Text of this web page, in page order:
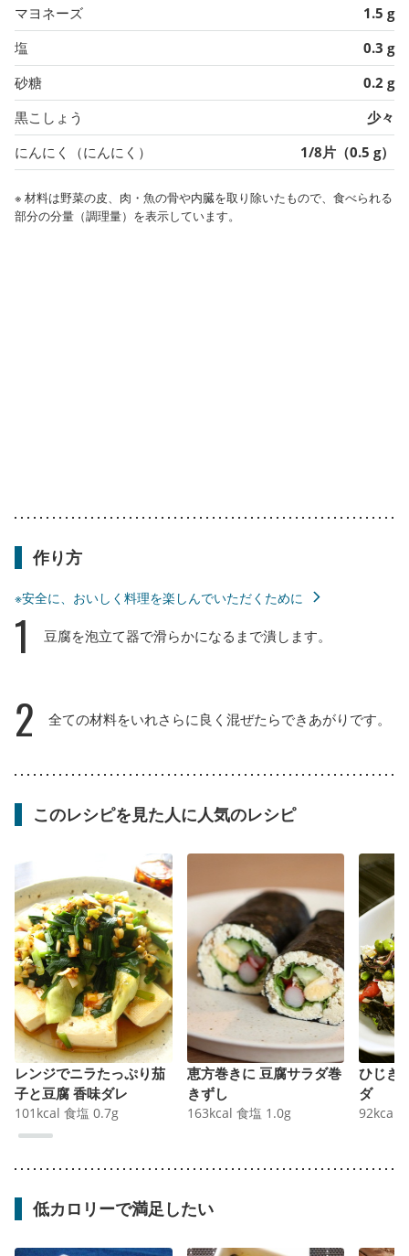
マヨネーズ
1.5 g
塩
0.3 g
砂糖
0.2 g
黒こしょう
少々
にんにく（にんにく）
1/8片（0.5 g）
※ 材料は野菜の皮、肉・魚の骨や内臓を取り除いたもので、食べられる
部分の分量（調理量）を表示しています。
作り方
※安全に、おいしく料理を楽しんでいただくために
1 豆腐を泡立て器で滑らかになるまで潰します。
2 全ての材料をいれさらに良く混ぜたらできあがりです。
このレシピを見た人に人気のレシピ
レンジでニラたっぷり茄
子と豆腐 香味ダレ
101 kcal 食塩 0.7g
恵方巻きに 豆腐サラダ巻
きずし
163kcal 食塩 1.0g
ひじき
ダ
92kcal
低カロリーで満足したい